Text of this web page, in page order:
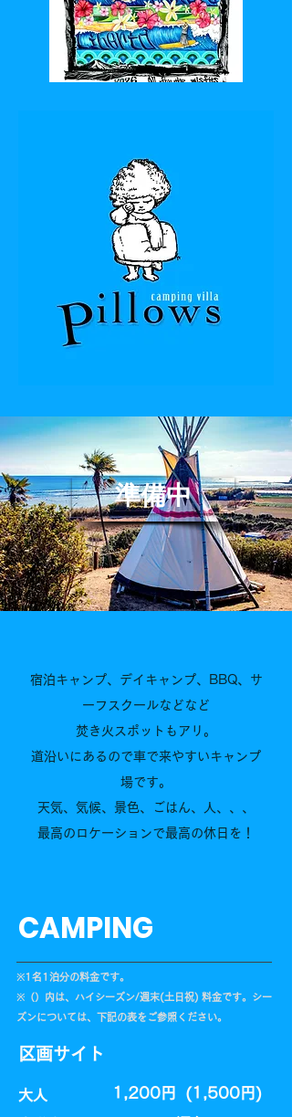
準備中
宿泊キャンプ、デイキャンプ、BBQ、サ
ーフスクールなどなど
焚き火スポットもアリ。
道沿いにあるので車で来やすいキャンプ
場です。
天気、気候、景色、ごはん、人、、、
最高のロケーションで最高の休日を！
CAMPING
​※1名1泊分の料金です。
​※（）内は、ハイシーズン/週末(土日祝) 料金です。シー
ズンについては、下記の表をご参照ください。
区画サイト
大人
1,200円 (1,500円)